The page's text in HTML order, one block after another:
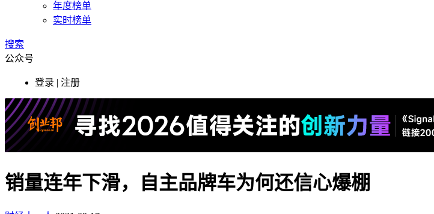
年度榜单
实时榜单
搜索
公众号
登录 | 注册
销量连年下滑，自主品牌车为何还信心爆棚